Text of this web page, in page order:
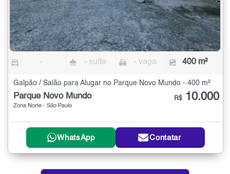
- - suíte - vaga 400 m²
Galpão / Salão para Alugar no Parque Novo Mundo - 400 m²
Parque Novo Mundo
Zona Norte - São Paulo
R$ 10.000
WhatsApp Contatar